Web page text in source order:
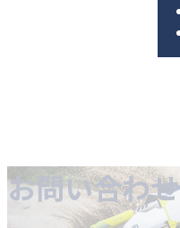
お問い合わせ